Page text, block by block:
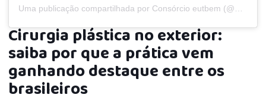
Cirurgia plástica no exterior:
saiba por que a prática vem
ganhando destaque entre os
brasileiros